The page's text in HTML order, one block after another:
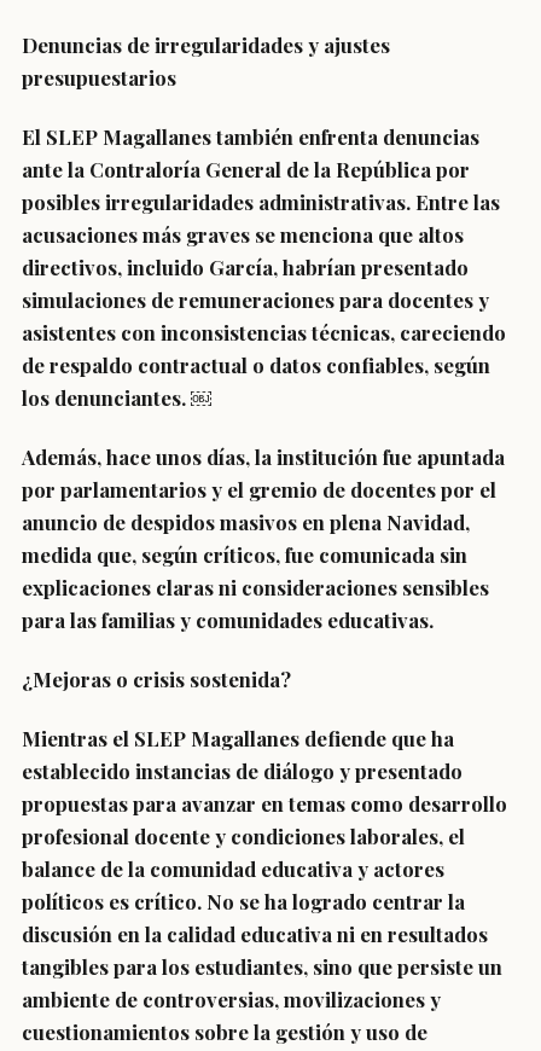
Denuncias de irregularidades y ajustes
presupuestarios
El SLEP Magallanes también enfrenta denuncias
ante la Contraloría General de la República por
posibles irregularidades administrativas. Entre las
acusaciones más graves se menciona que altos
directivos, incluido García, habrían presentado
simulaciones de remuneraciones para docentes y
asistentes con inconsistencias técnicas, careciendo
de respaldo contractual o datos confiables, según
los denunciantes. ￼
Además, hace unos días, la institución fue apuntada
por parlamentarios y el gremio de docentes por el
anuncio de despidos masivos en plena Navidad,
medida que, según críticos, fue comunicada sin
explicaciones claras ni consideraciones sensibles
para las familias y comunidades educativas.
¿Mejoras o crisis sostenida?
Mientras el SLEP Magallanes defiende que ha
establecido instancias de diálogo y presentado
propuestas para avanzar en temas como desarrollo
profesional docente y condiciones laborales, el
balance de la comunidad educativa y actores
políticos es crítico. No se ha logrado centrar la
discusión en la calidad educativa ni en resultados
tangibles para los estudiantes, sino que persiste un
ambiente de controversias, movilizaciones y
cuestionamientos sobre la gestión y uso de